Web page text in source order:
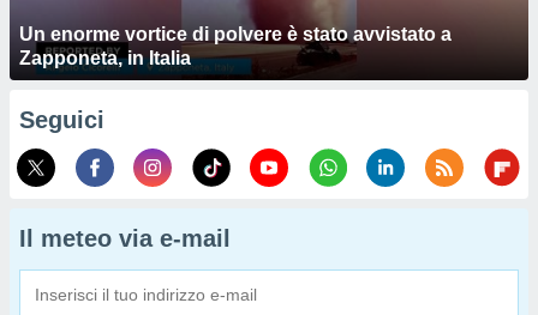
Un enorme vortice di polvere è stato avvistato a
Zapponeta, in Italia
Seguici
Il meteo via e-mail